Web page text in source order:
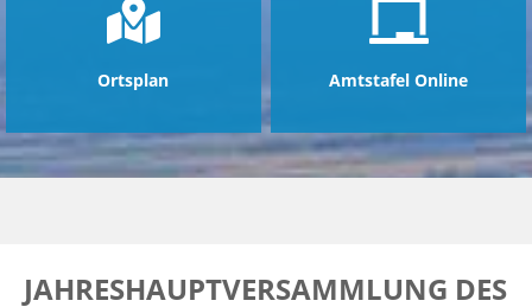
Ortsplan Amtstafel Online
JAHRESHAUPTVERSAMMLUNG DES